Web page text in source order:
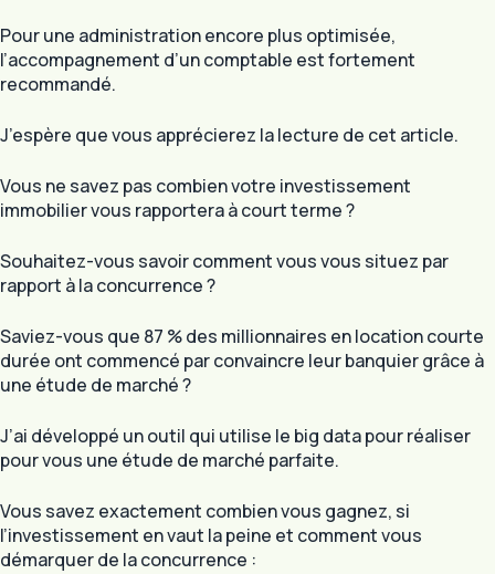
Pour une administration encore plus optimisée,
l’accompagnement d’un comptable est fortement
recommandé.
J’espère que vous apprécierez la lecture de cet article.
Vous ne savez pas combien votre investissement
immobilier vous rapportera à court terme ?
Souhaitez-vous savoir comment vous vous situez par
rapport à la concurrence ?
Saviez-vous que 87 % des millionnaires en location courte
durée ont commencé par convaincre leur banquier grâce à
une étude de marché ?
J’ai développé un outil qui utilise le big data pour réaliser
pour vous une étude de marché parfaite.
Vous savez exactement combien vous gagnez, si
l’investissement en vaut la peine et comment vous
démarquer de la concurrence :